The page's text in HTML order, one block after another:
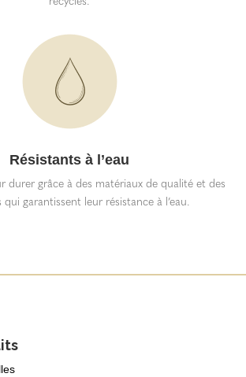
Résistants à l’eau
durer grâce à des matériaux de qualité et des
garantissent leur résistance à l’eau.